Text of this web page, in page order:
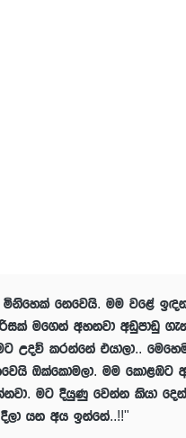
නෙවෙයි. මම වළේ ඉඳන්
මගෙන් අහනවා අඩුපාඩු
උදව් කරන්නේ එයාලා..
ඔක්කොමලා. මම කොළඹට
මට දියුණු වෙන්න කියා
යන අය ඉන්නේ..!!"